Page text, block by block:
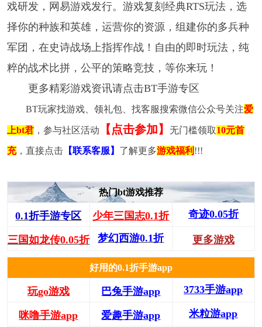
戏研发，网易游戏发行。游戏复刻经典RTS玩法，选
择你的种族和英雄，运营你的资源，组建你的多兵种
军团，在史诗战场上指挥作战！自由的即时玩法，纯
粹的战术比拼，公平的策略竞技，等你来玩！
更多精彩游戏资讯请点击BT手游专区
BT玩家找游戏、领礼包、找客服搜索微信公众号关注爱
上bt君，参与社区活动 【点击参加】 无门槛领取10元首
充，直接点击【联系客服】 了解更多游戏福利 !!!
热门bt游戏推荐
0.1折手游专区 少年三国志0.1折 奇迹0.05折
三国如龙传0.05折 梦幻西游0.1折 更多游戏
好用的0.1折手游app
玩go游戏 巴兔手游app 3733手游app
咪噜手游app 爱趣手游app 米粒游app